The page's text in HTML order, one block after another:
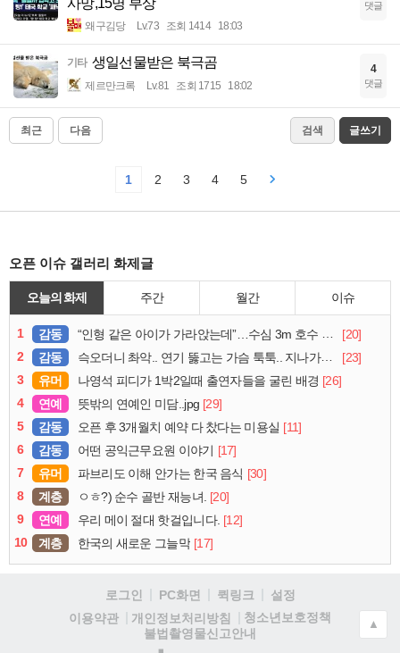
왜구김당 Lv.73 조회 1414 18:03
댓글
기타 생일선물받은 북극곰
제르만크록 Lv.81 조회 1715 18:02
4
댓글
최근 다음 검색 글쓰기
1 2 3 4 5
오픈 이슈 갤러리 화제글
오늘의 화제 주간 월간 이슈
1 감동 “인형 같은 아이가 가라앉는데”…수심 3m 호수 뛰어든 60대 의인
[20]
2
감동 슥오더니 촤악.. 연기 뚫고는 가슴 툭툭.. 지나가던 아재의 정체
[23]
3
유머 나영석 피디가 1박2일때 출연자들을 굴린 배경 [26]
4
연예 뜻밖의 연예인 미담..jpg [29]
5
감동 오픈 후 3개월치 예약 다 찼다는 미용실 [11]
6
감동 어떤 공익근무요원 이야기 [17]
7
유머 파브리도 이해 안가는 한국 음식 [30]
8
계층 ㅇㅎ?) 순수 골반 재능녀. [20]
9
연예 우리 메이 절대 핫걸입니다. [12]
10
계층 한국의 새로운 그늘막 [17]
로그인 PC화면 퀵링크
설정
이용약관
개인정보처리방침
청소년보호정책
불법촬영물신고안내
▲